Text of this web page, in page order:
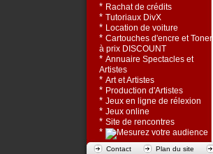
* Rachat de crédits
* Tutoriaux DivX
* Location de voiture
* Cartouches d'encre et Toners
à prix DISCOUNT
* Annuaire Spectacles et
Artistes
* Art et Artistes
* Production d'Artistes
* Jeux en ligne de rélexion
* Jeux online
* Site de rencontres
*
Contact Plan du site